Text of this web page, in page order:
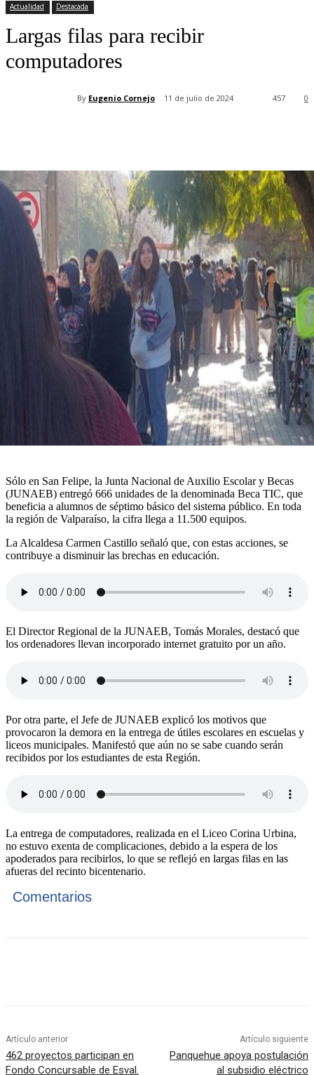
Actualidad Destacada
Largas filas para recibir
computadores
By Eugenio Cornejo 11 de julio de 2024 0
457
Sólo en San Felipe, la Junta Nacional de Auxilio Escolar y Becas
(JUNAEB) entregó 666 unidades de la denominada Beca TIC, que
beneficia a alumnos de séptimo básico del sistema público. En toda
la región de Valparaíso, la cifra llega a 11.500 equipos.
La Alcaldesa Carmen Castillo señaló que, con estas acciones, se
contribuye a disminuir las brechas en educación.
El Director Regional de la JUNAEB, Tomás Morales, destacó que
los ordenadores llevan incorporado internet gratuito por un año.
Por otra parte, el Jefe de JUNAEB explicó los motivos que
provocaron la demora en la entrega de útiles escolares en escuelas y
liceos municipales. Manifestó que aún no se sabe cuando serán
recibidos por los estudiantes de esta Región.
La entrega de computadores, realizada en el Liceo Corina Urbina,
no estuvo exenta de complicaciones, debido a la espera de los
apoderados para recibirlos, lo que se reflejó en largas filas en las
afueras del recinto bicentenario.
Comentarios
Artículo anterior
462 proyectos participan en
Fondo Concursable de Esval.
Artículo siguiente
Panquehue apoya postulación
al subsidio eléctrico